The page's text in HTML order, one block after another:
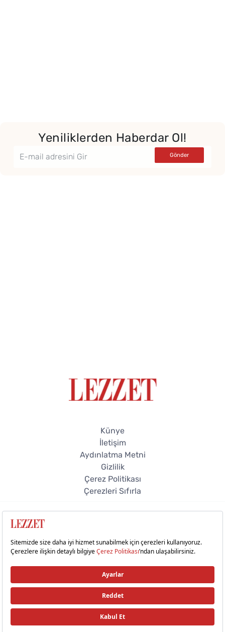
Yeniliklerden Haberdar Ol!
Künye
İletişim
Aydınlatma Metni
Gizlilik
Çerez Politikası
Çerezleri Sıfırla
© 2026 Lezzet Online. Tüm hakları saklıdır.